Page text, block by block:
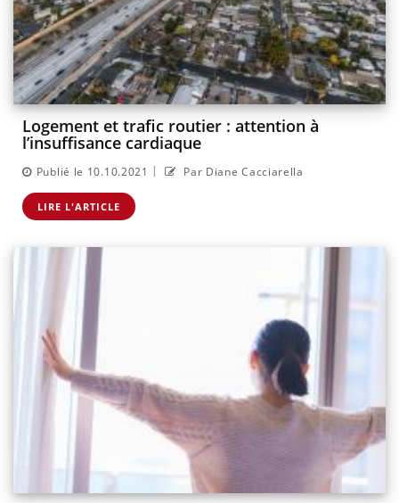
Logement et trafic routier : attention à
l’insuffisance cardiaque
Publié le 10.10.2021 | Par Diane Cacciarella
LIRE L'ARTICLE